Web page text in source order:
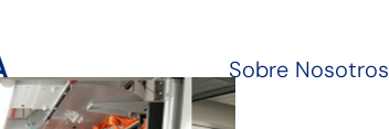
Sobre Nosotros